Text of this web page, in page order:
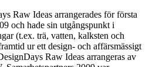
Raw Ideas arrangerades för första
och hade sin utgångspunkt i
(t.ex. trä, vatten, kalksten och
ur ett design- och affärsmässigt
Raw Ideas arrangeras av